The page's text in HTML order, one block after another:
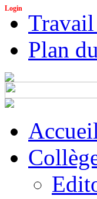
Login
Plan